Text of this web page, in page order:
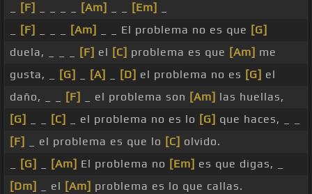
[F] [Am] [Em]
[F] [Am] _ _ El problema no es que [G]
duela, _ _ _
[F] el [C] problema es que [Am] me
gusta, _
[G] [A] [D] el problema no es [G] el
daño, _ _
[F] _ el problema son [Am] las huellas,
[G]
[C] _ el problema no es lo [G] que haces, _ _
[F]
_ el problema es que lo [C] olvido.
[G] [Am] El problema no [Em] es que digas, _
[Dm]
_ el [Am] problema es lo que callas.